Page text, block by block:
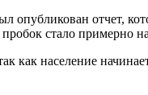
опубликован отчет,
стало примерно
как население